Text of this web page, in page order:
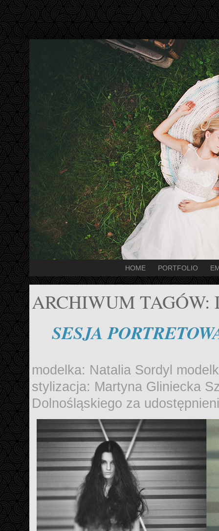
HOME PORTFOLIO
ARCHIWUM TAGÓW:
SESJA
modelka: Natalia Sordyl
stylizacja: Martyna Gliniecka
Dolnośląskiego za